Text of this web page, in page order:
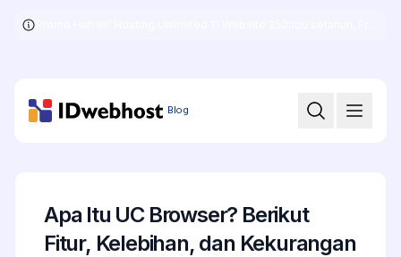
Blog
Apa Itu UC Browser? Berikut
Fitur, Kelebihan, dan Kekurangan